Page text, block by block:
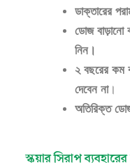
ডাক্তারের
ডোজ বাড়ানো
নিন।
২ বছরের কম
দেবেন না।
অতিরিক্ত
স্কয়ার সিরাপ